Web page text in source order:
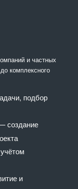
и частных
комплексного
подбор
создание
и